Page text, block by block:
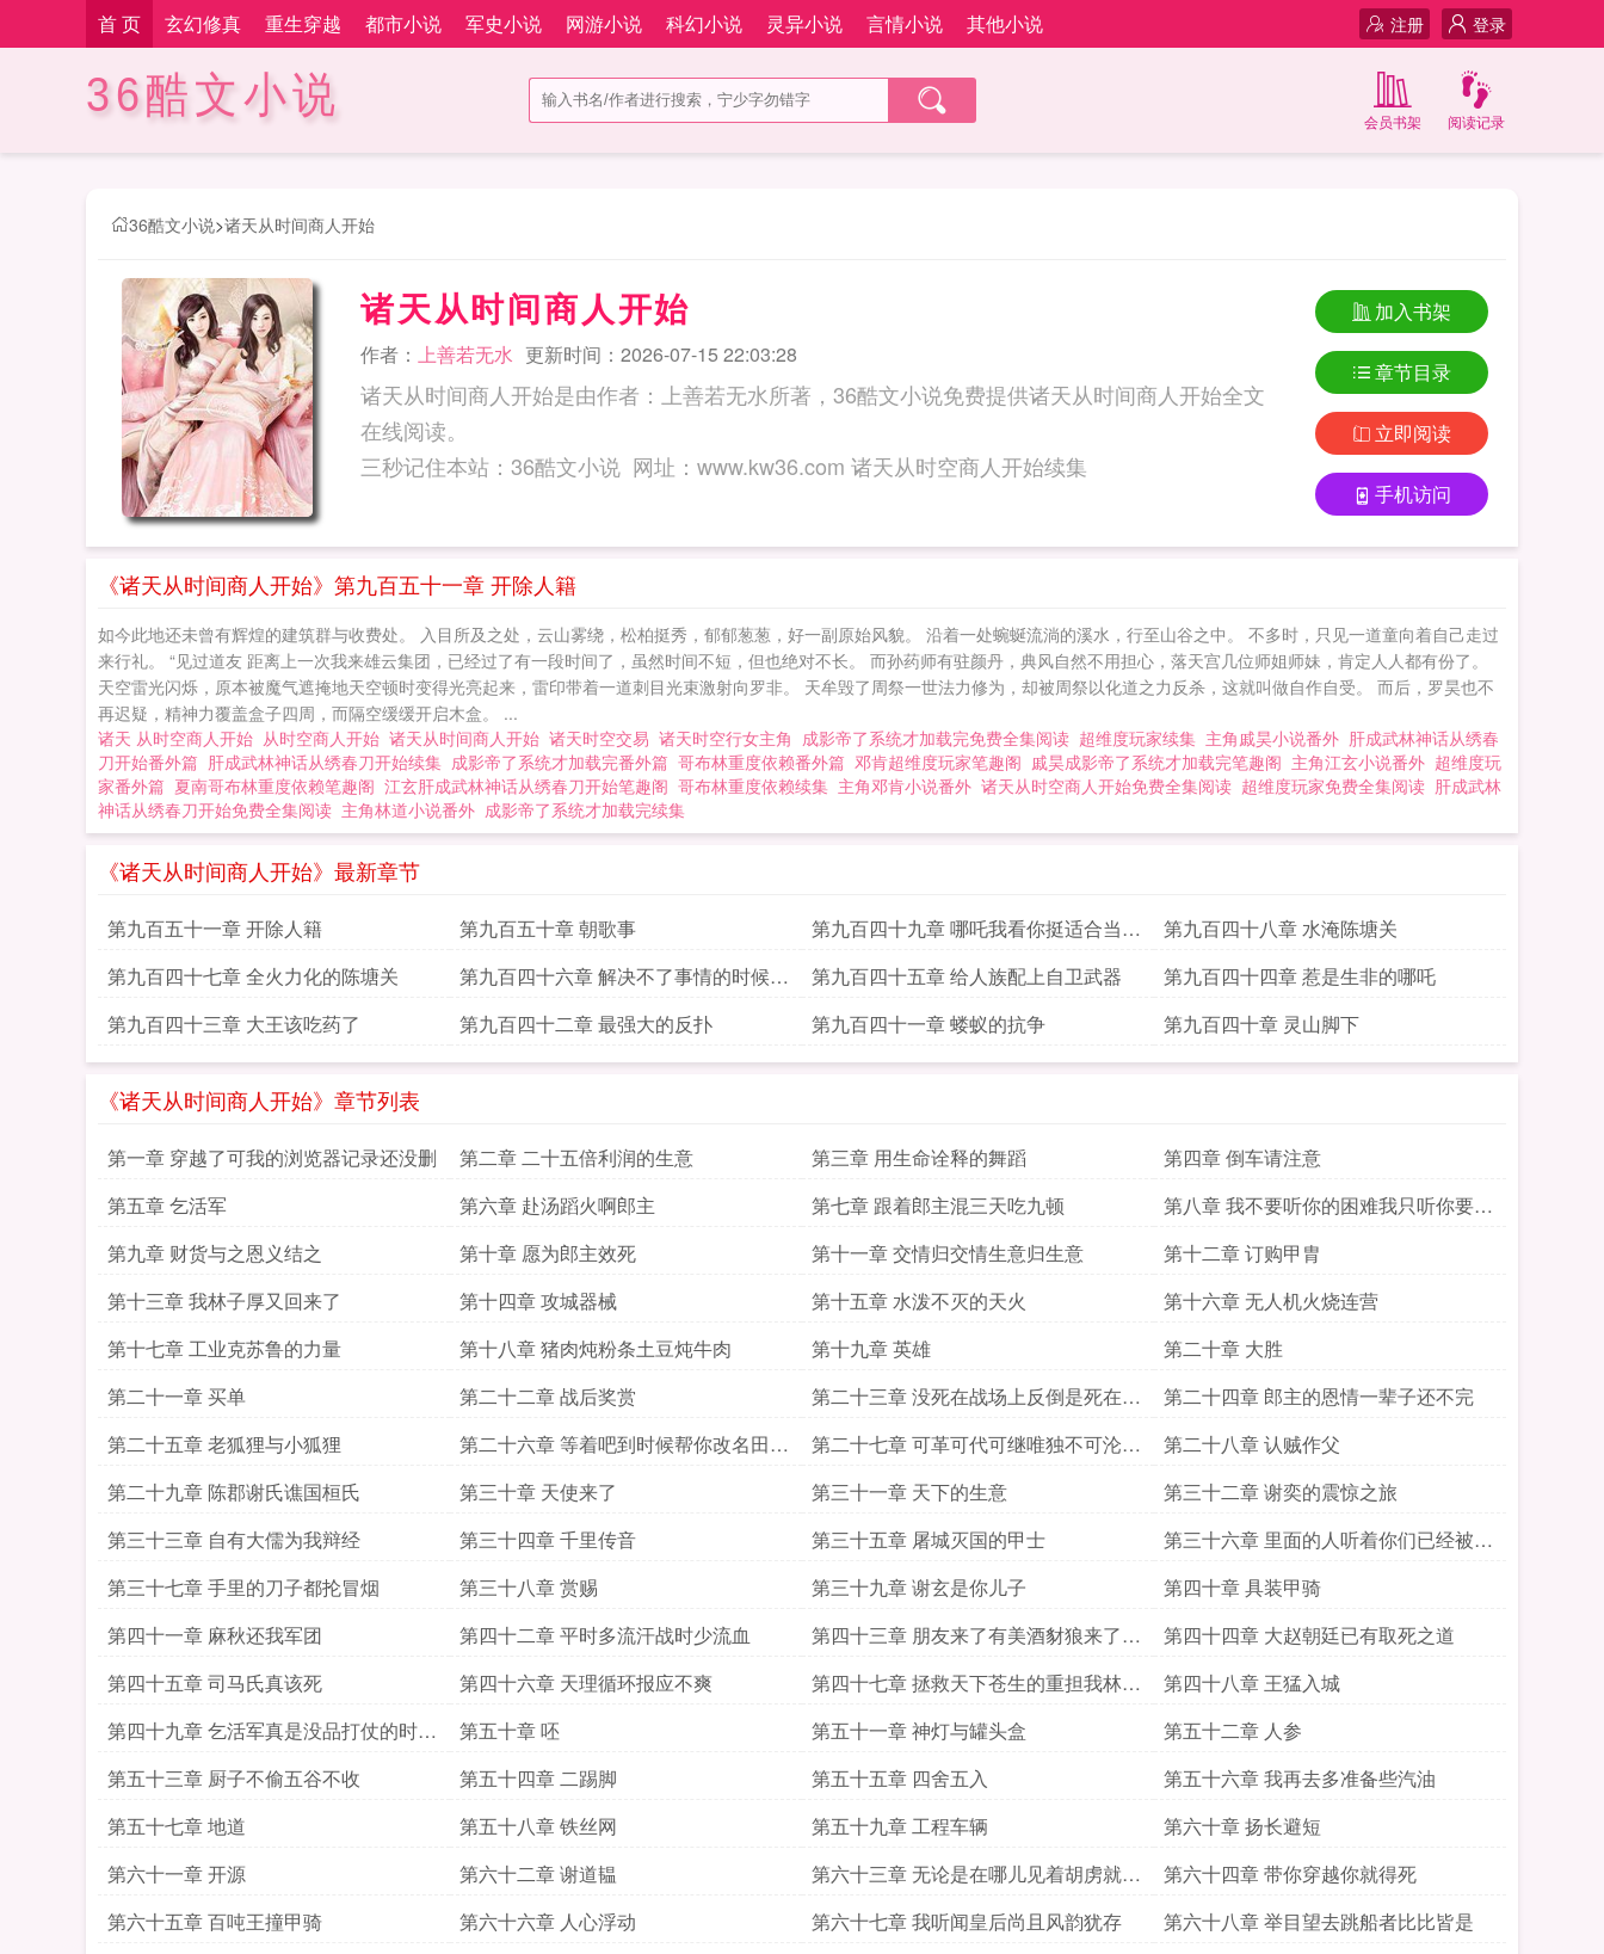
首 页 玄幻修真 重生穿越 都市小说 军史小说 网游小说 科幻小说 灵异小说 言情小说 其他小说 登录
注册
36酷文小说 阅读记录
会员书架
36酷文小说>诸天从时间商人开始
诸天从时间商人开始
作者： 上善若无水 更新时间：2026-07-15 22:03:28
诸天从时间商人开始是由作者：上善若无水所著，36酷文小说免费提供诸天从时间商人开始全文
在线阅读。
三秒记住本站：36酷文小说 网址：www.kw36.com 诸天从时空商人开始续集
加入书架
章节目录
立即阅读
手机访问
《诸天从时间商人开始》第九百五十一章 开除人籍
如今此地还未曾有辉煌的建筑群与收费处。 入目所及之处，云山雾绕，松柏挺秀，郁郁葱葱，好一副原始风貌。 沿着一处蜿蜒流淌的溪水，行至山谷之中。 不多时，只见一道童向着自己走过
来行礼。 “见过道友 距离上一次我来雄云集团，已经过了有一段时间了，虽然时间不短，但也绝对不长。 而孙药师有驻颜丹，典风自然不用担心，落天宫几位师姐师妹，肯定人人都有份了。
天空雷光闪烁，原本被魔气遮掩地天空顿时变得光亮起来，雷印带着一道刺目光束激射向罗非。 天牟毁了周祭一世法力修为，却被周祭以化道之力反杀，这就叫做自作自受。 而后，罗昊也不
再迟疑，精神力覆盖盒子四周，而隔空缓缓开启木盒。 ...
诸天 从时空商人开始 从时空商人开始 诸天从时间商人开始 诸天时空交易 诸天时空行女主角 成影帝了系统才加载完免费全集阅读 超维度玩家续集 主角戚昊小说番外 肝成武林神话从绣春
刀开始番外篇 肝成武林神话从绣春刀开始续集 成影帝了系统才加载完番外篇 哥布林重度依赖番外篇 邓肯超维度玩家笔趣阁 戚昊成影帝了系统才加载完笔趣阁 主角江玄小说番外 超维度玩
家番外篇 夏南哥布林重度依赖笔趣阁 江玄肝成武林神话从绣春刀开始笔趣阁 哥布林重度依赖续集 主角邓肯小说番外 诸天从时空商人开始免费全集阅读 超维度玩家免费全集阅读 肝成武林
神话从绣春刀开始免费全集阅读 主角林道小说番外 成影帝了系统才加载完续集
《诸天从时间商人开始》最新章节
第九百五十一章 开除人籍 第九百五十章 朝歌事
第九百四十九章 哪吒我看你挺适合当这
个总兵官
第九百四十八章 水淹陈塘关
第九百四十七章 全火力化的陈塘关
第九百四十六章 解决不了事情的时候那
就解决提出事情的龙
第九百四十五章 给人族配上自卫武器
第九百四十四章 惹是生非的哪吒
第九百四十三章 大王该吃药了
第九百四十二章 最强大的反扑 第九百四十一章 蝼蚁的抗争 第九百四十章 灵山脚下
《诸天从时间商人开始》章节列表
第一章 穿越了可我的浏览器记录还没删 第二章 二十五倍利润的生意 第三章 用生命诠释的舞蹈
第四章 倒车请注意
第五章 乞活军
第六章 赴汤蹈火啊郎主 第七章 跟着郎主混三天吃九顿
第八章 我不要听你的困难我只听你要多
少
第九章 财货与之恩义结之 第十章 愿为郎主效死 第十一章 交情归交情生意归生意
第十二章 订购甲胄
第十三章 我林子厚又回来了
第十四章 攻城器械 第十五章 水泼不灭的天火
第十六章 无人机火烧连营
第十七章 工业克苏鲁的力量
第十八章 猪肉炖粉条土豆炖牛肉 第十九章 英雄
第二十章 大胜
第二十一章 买单
第二十二章 战后奖赏
第二十三章 没死在战场上反倒是死在了
自己人的手里
第二十四章 郎主的恩情一辈子还不完
第二十五章 老狐狸与小狐狸
第二十六章 等着吧到时候帮你改名田文
镜
第二十七章 可革可代可继唯独不可沦落
蛮夷之手
第二十八章 认贼作父
第二十九章 陈郡谢氏谯国桓氏
第三十章 天使来了 第三十一章 天下的生意
第三十二章 谢奕的震惊之旅
第三十三章 自有大儒为我辩经
第三十四章 千里传音 第三十五章 屠城灭国的甲士
第三十六章 里面的人听着你们已经被包
围了
第三十七章 手里的刀子都抡冒烟 第三十八章 赏赐 第三十九章 谢玄是你儿子
第四十章 具装甲骑
第四十一章 麻秋还我军团
第四十二章 平时多流汗战时少流血
第四十三章 朋友来了有美酒豺狼来了刷
火箭
第四十四章 大赵朝廷已有取死之道
第四十五章 司马氏真该死
第四十六章 天理循环报应不爽
第四十七章 拯救天下苍生的重担我林道
一肩抗之当仁不让
第四十八章 王猛入城
第四十九章 乞活军真是没品打仗的时候
居然撒石灰粉
第五十章 呸 第五十一章 神灯与罐头盒
第五十二章 人参
第五十三章 厨子不偷五谷不收
第五十四章 二踢脚 第五十五章 四舍五入
第五十六章 我再去多准备些汽油
第五十七章 地道
第五十八章 铁丝网 第五十九章 工程车辆
第六十章 扬长避短
第六十一章 开源
第六十二章 谢道韫
第六十三章 无论是在哪儿见着胡虏就打
死他们
第六十四章 带你穿越你就得死
第六十五章 百吨王撞甲骑
第六十六章 人心浮动 第六十七章 我听闻皇后尚且风韵犹存
第六十八章 举目望去跳船者比比皆是